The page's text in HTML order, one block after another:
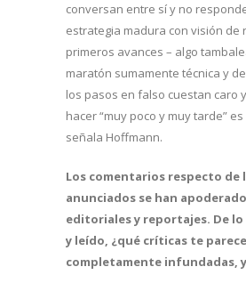
conversan entre sí y no
estrategia madura con visión de
primeros avances – algo
maratón sumamente técnica y
los pasos en falso cuestan caro
hacer “muy poco y muy tarde”
señala Hoffmann.
Los comentarios respecto de
anunciados se han
editoriales y reportajes. De
y leído, ¿qué críticas te
completamente infundadas,